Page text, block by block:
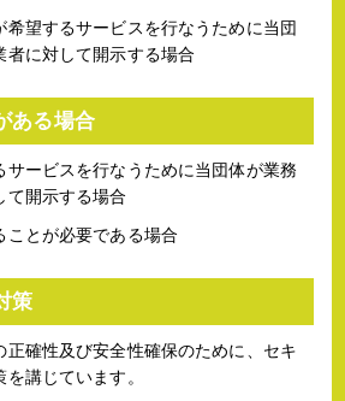
希望するサービスを行なうために当団
者に対して開示する場合
ある場合
サービスを行なうために当団体が業務
て開示する場合
ことが必要である場合
策
正確性及び安全性確保のために、セキ
講じています。